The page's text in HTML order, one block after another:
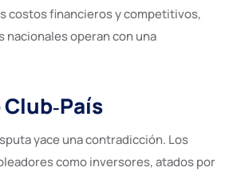
costos financieros y competitivos,
nacionales operan con una
yace una contradicción. Los
como inversores, atados por